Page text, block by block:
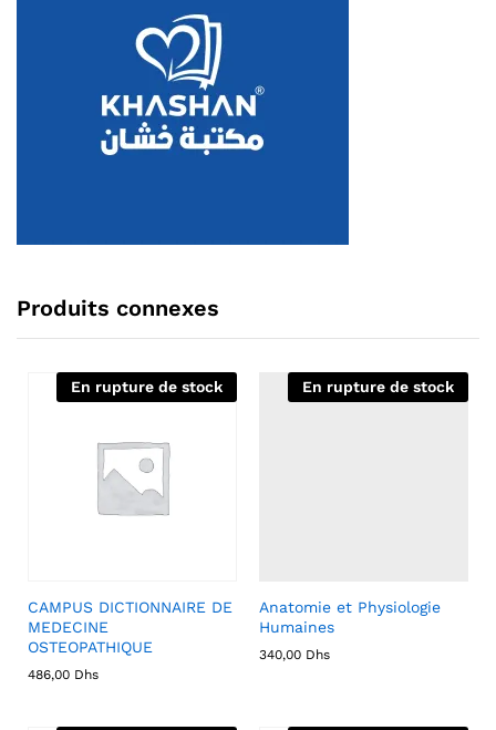
Produits connexes
En rupture de stock
CAMPUS DICTIONNAIRE DE
MEDECINE
OSTEOPATHIQUE
486,00 Dhs
En rupture de stock
Anatomie et Physiologie
Humaines
340,00 Dhs